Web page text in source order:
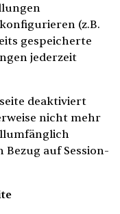
(z.B.
gespeicherte
jederzeit
deaktiviert
nicht mehr
auf Session-